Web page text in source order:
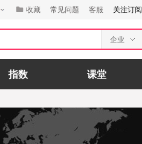
收藏 常见问题 客服 关注订阅
企业
指数 课堂